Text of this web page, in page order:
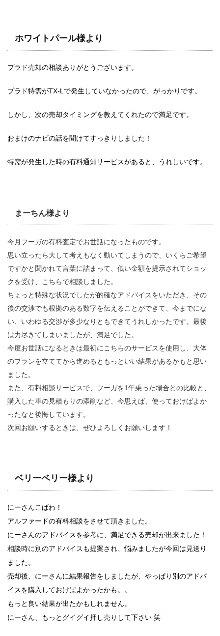
ホワイトパール様より
プラド売却の相談ありがとうございます。
プラド特需がTX-Lで発生していなかったので、がっかりです。
しかし、次の売却タイミングを教えてくれたので満足です。
おまけのナビの話を聞けてすっきりしました！
特需が発生した時の有料通知サービスがあると、うれしいです。
まーちん様より
今月フーガの有料査定でお世話になったものです。
思い立ったら大して考えもなく動いてしまうので、いくらご希望
ですかと聞かれて言葉に詰まって、低い金額を提示されてショッ
クを受け、こちらで相談しました。
ちょっと特殊な状況でしたが的確なアドバイスをいただき、その
後の交渉でも根拠のある数字を伝えることができて、今までにな
い、いわゆる交渉が多少なりともできてうれしかったです。最後
は力尽きてしまいましたが、満足でした。
今度お世話になるときは最初にこちらのサービスを使用し、大体
のプランを立ててから進めるともっといい結果があるかもと思い
ました。
また、有料相談サービスで、フーガを1年乗った場合との比較と、
購入した車の見積もりの添削など、今思えば、使っておけばよか
ったなと後悔しています。
次回お願いするときは、ぜひよろしくお願いします！
ベリーベリー様より
にーさんこばわ！
アルファードの有料相談をさせて頂きました。
にーさんのアドバイスを参考に、満足できる売却が出来ました！
相談時に別のアドバイスも提案され、悩みましたが今回は見送り
ました。
売却後、にーさんに結果報告をしましたが、やっぱり別のアドバ
イスを購入しておけばよかったかも。。
もっと良い結果が出たかもしれません。
にーさん、もっとグイグイ押し売りして下さい 笑